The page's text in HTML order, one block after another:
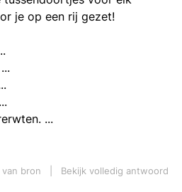
je op een rij gezet!
...
bron
Bekijk volledig antwoord